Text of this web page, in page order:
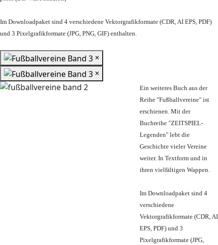
Im Downloadpaket sind 4 verschiedene Vektorgrafikformate (CDR, AI EPS, PDF)
und 3 Pixelgrafikformate (JPG, PNG, GIF) enthalten.
×
×
Ein weiteres Buch aus der
Reihe "Fußballvereine" ist
erschienen. Mit der
Buchreihe "ZEITSPIEL-
Legenden" lebt die
Geschichte vieler Vereine
weiter. In Textform und in
ihren vielfältigen Wappen.
Im Downloadpaket sind 4
verschiedene
Vektorgrafikformate (CDR, AI
EPS, PDF) und 3
Pixelgrafikformate (JPG,